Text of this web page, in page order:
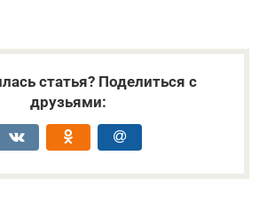
статья? Поделиться с
друзьями: